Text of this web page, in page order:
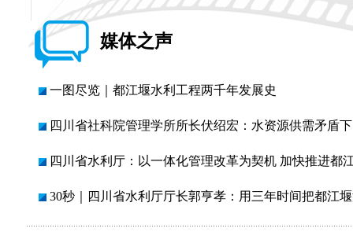
媒体之声
一图尽览｜都江堰水利工程两千年发展史
四川省社科院管理学所所长伏绍宏：水资源供需矛盾
四川省水利厅：以一体化管理改革为契机 加快推进都
30秒｜四川省水利厅厅长郭亨孝：用三年时间把都江